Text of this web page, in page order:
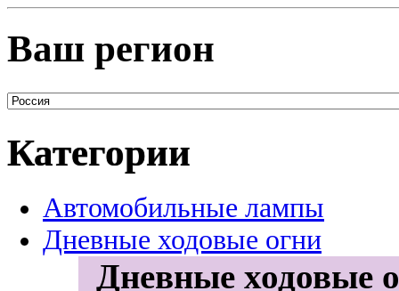
Ваш регион
Категории
Автомобильные лампы
Дневные ходовые огни
Дневные ходовые